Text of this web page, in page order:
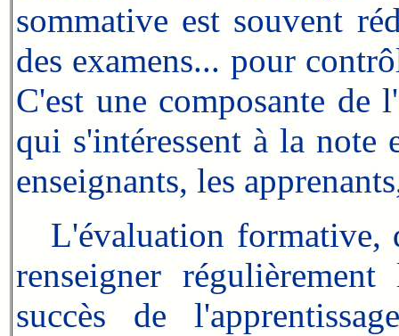
sommative est souvent
des examens... pour
C'est une composante
qui s'intéressent à la note
enseignants, les
L'évaluation formative,
renseigner
succès de